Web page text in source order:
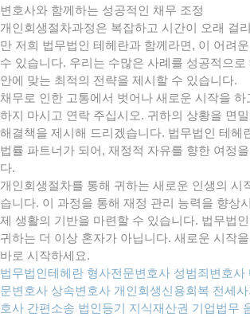
변호사와 함께하는 성공적인 채무 조정
개인회생절차과정은 복잡하고 시간이 오래 걸
만 저희 법무법인 테헤란과 함께라면, 이 어려
수 있습니다. 우리는 수많은 사례를 성공적으
안에 맞는 최적의 전략을 제시할 수 있습니다.
채무로 인한 고통에서 벗어나 새로운 시작을 하
하지 마시고 연락 주십시오. 귀하의 상황을 면
해결책을 제시해 드리겠습니다. 법무법인 테헤
법률 파트너가 되어, 재정적 자유를 향한 여정
다.
개인회생절차를 통해 귀하는 새로운 인생의 시
습니다. 이 과정을 통해 재정 관리 능력을 향상
제 생활의 기반을 마련할 수 있습니다. 법무법
귀하는 더 이상 혼자가 아닙니다. 새로운 시작
바로 시작하세요.
법무법인테헤란 형사전문변호사 성범죄변호사
문변호사 상속변호사 개인회생신용회복 전세
호사 간편소송 법인등기 지식재산권 기업법무